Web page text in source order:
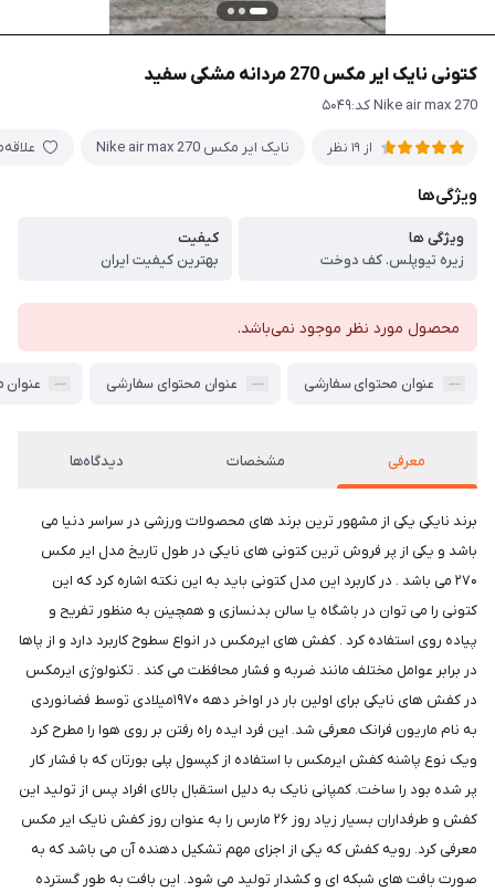
کتونی نایک ایر مکس 270 مردانه مشکی سفید
Nike air max 270 کد:۵۰۴۹
از 19 نظر نایک ایر مکس Nike air max 270
ویژگی‌ها
ویژگی ها
زیره تیوپلس. کف دوخت
کیفیت
بهترین کیفیت ایران
محصول مورد نظر موجود نمی‌باشد.
عنوان محتوای سفارشی عنوان محتوای سفارشی عنوان
معرفی مشخصات دیدگاه‌ها
برند نایکی یکی از مشهور ترین برند های محصولات ورزشی در سراسر دنیا می
باشد و یکی از پر فروش ترین کتونی های نایکی در طول تاریخ مدل ایر مکس
۲۷۰ می باشد . در کاربرد این مدل کتونی باید به این نکته اشاره کرد که این
کتونی را می توان در باشگاه یا سالن بدنسازی و همچینن به منظور تفریح و
پیاده روی استفاده کرد . کفش های ایرمکس در انواع سطوح کاربرد دارد و از پاها
در برابر عوامل مختلف مانند ضربه و فشار محافظت می کند . تکنولوژی ایرمکس
در کفش های نایکی برای اولین بار در اواخر دهه ۱۹۷۰میلادی توسط فضانوردی
به نام ماریون فرانک معرفی شد. این فرد ایده راه رفتن بر روی هوا را مطرح کرد
و‌یک نوع پاشنه کفش ایرمکس با استفاده از کپسول پلی بورتان که با فشار کار
پر شده بود را ساخت. کمپانی نایک به دلیل استقبال بالای افراد پس از تولید این
کفش ‌و طرفداران بسیار زیاد روز ۲۶ مارس را به عنوان روز کفش نایک ایر مکس
معرفی کرد. رویه کفش که یکی از اجزای مهم تشکیل دهنده آن می باشد که به
صورت بافت های شبکه ای و کشدار تولید می شود. این بافت به طور گسترده